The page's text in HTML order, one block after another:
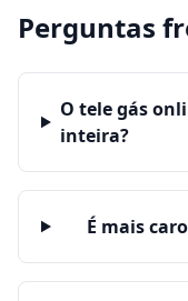
Perguntas
O tele gás
inteira?
É mais